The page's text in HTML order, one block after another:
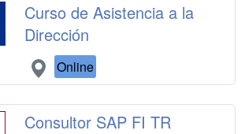
Curso de Asistencia a la
Dirección
Online
Consultor SAP FI TR